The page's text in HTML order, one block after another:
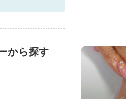
から探す